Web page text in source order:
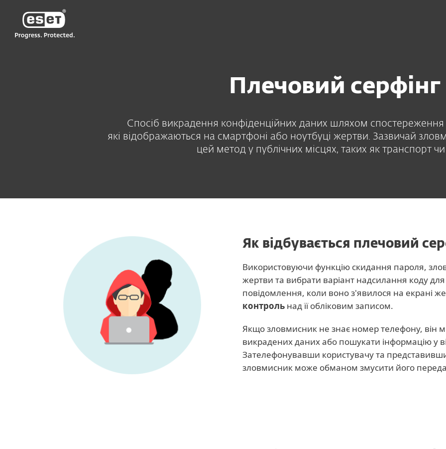
Плечовий серфінг
Спосіб викрадення конфіденційних даних шляхом
які відображаються на смартфоні або ноутбуці жертви. Зазвичай
цей метод у публічних місцях, таких як транспорт
Як відбувається плечовий
Використовуючи функцію скидання пароля,
жертви та вибрати варіант надсилання коду
повідомлення, коли воно з'явилося на екрані
контроль над її обліковим записом.
Якщо зловмисник не знає номер телефону, він
викрадених даних або пошукати інформацію у
Зателефонувавши користувачу та
зловмисник може обманом змусити його
UA Технічна підтримка
ESET